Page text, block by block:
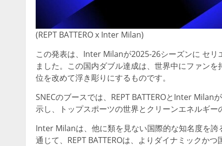
(REPT BATTERO x Inter Milan)
この発表は、Inter Milanが2025-26シーズンに セ
ました。この国内ダブル達成は、世界中にファン
位を改めて浮き彫りにするものです。
SNECのブースでは、REPT BATTEROとInter
示し、トップスポーツの世界とクリーンエネルギ
Inter Milanは、他に類を見ない国際的な知名度を
通じて、REPT BATTEROは、よりダイナミックか